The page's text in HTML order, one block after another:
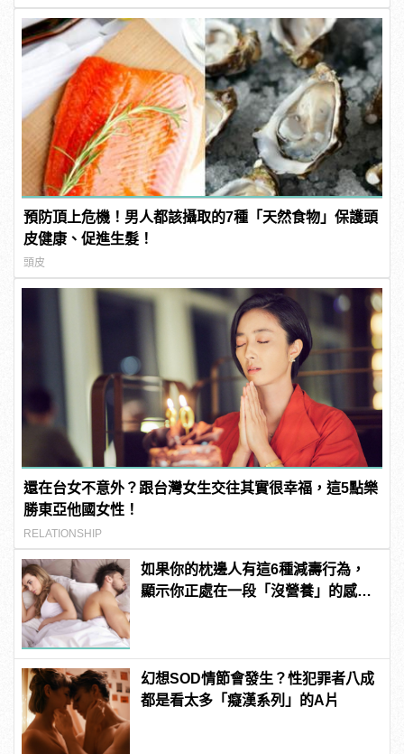
預防頂上危機！男人都該攝取的7種「天然食物」保護頭
皮健康、促進生髮！
頭皮
還在台女不意外？跟台灣女生交往其實很幸福，這5點樂
勝東亞他國女性！
RELATIONSHIP
如果你的枕邊人有這6種減壽行為，
顯示你正處在一段「沒營養」的感情
幻想SOD情節會發生？性犯罪者八成
都是看太多「癡漢系列」的A片